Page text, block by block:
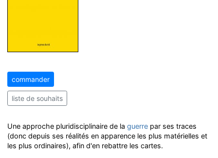
commander
liste de souhaits
Une approche pluridisciplinaire de la guerre par ses traces
(donc depuis ses réalités en apparence les plus matérielles et
les plus ordinaires), afin d'en rebattre les cartes.